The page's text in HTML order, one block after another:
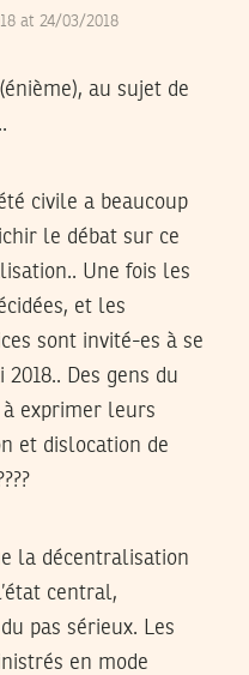
at 24/03/2018
au sujet de
civile a beaucoup
le débat sur ce
Une fois les
et les
sont invité-es à se
Des gens du
exprimer leurs
et dislocation de
la décentralisation
central,
pas sérieux. Les
en mode